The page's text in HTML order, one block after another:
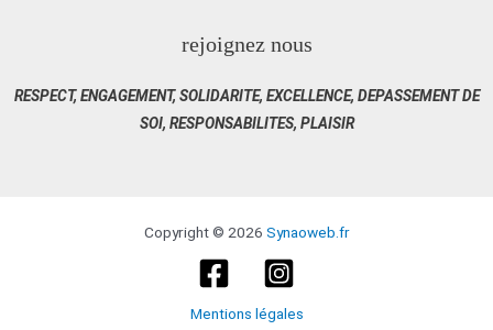
rejoignez nous
RESPECT, ENGAGEMENT, SOLIDARITE, EXCELLENCE, DEPASSEMENT DE
SOI, RESPONSABILITES, PLAISIR
Copyright © 2026 Synaoweb.fr
Mentions légales